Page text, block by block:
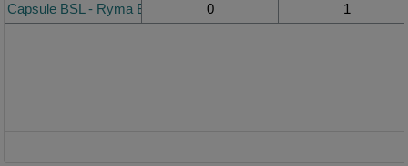
Capsule BSL - Ryma Benlakehal & le stress maternel
0 1